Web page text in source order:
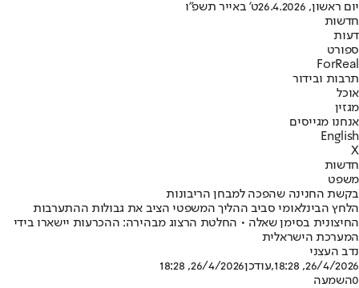
יום ראשון, 26.4.2026
ט' באייר תשפ"ו
חדשות
דעות
ספורט
ForReal
תרבות ובידור
אוכל
מגזין
אנחנו מגייסים
English
X
חדשות
משפט
בקשת החנינה שהפכה למבחן הריבונות
הלחץ הבינלאומי סביב ההליך המשפטי הציב את גבולות ההתערבות
החיצונית בסימן שאלה • החלטת הרצוג מבהירה: ההכרעות יישארו בידי
המערכת הישראלית
נדב העצני
26/4/2026, 18:28
,עודכן26/4/2026, 18:28
0השמעה